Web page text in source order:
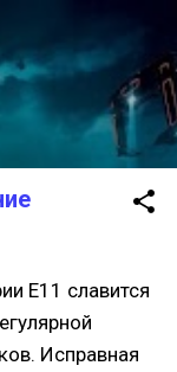
E11 славится
Исправная